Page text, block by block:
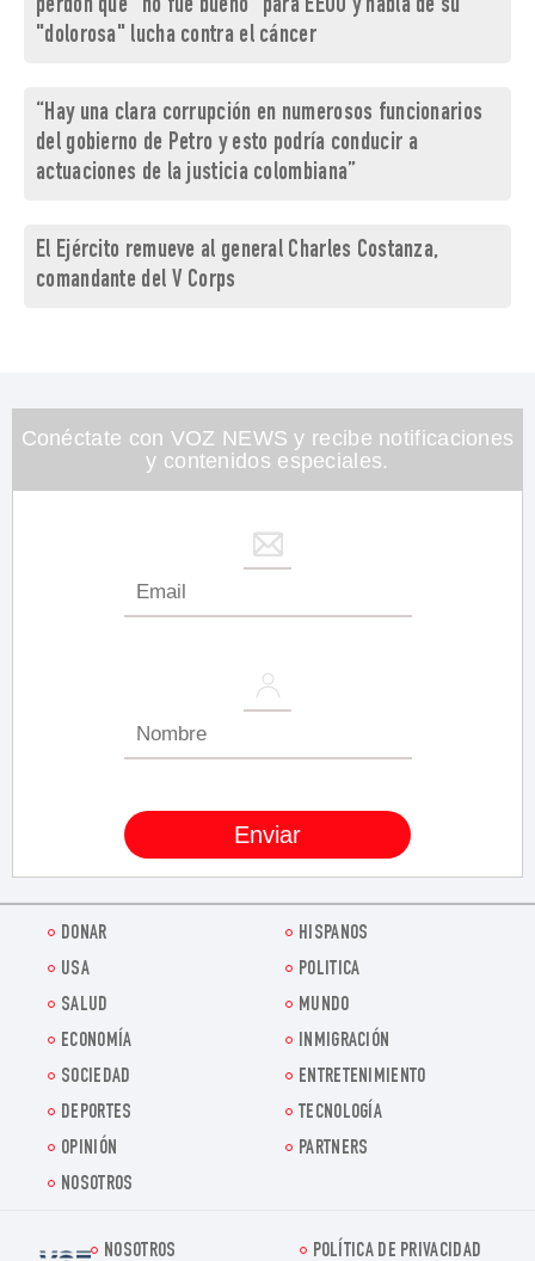
perdón que "no fue bueno" para EEUU y habla de su
"dolorosa" lucha contra el cáncer
“Hay una clara corrupción en numerosos funcionarios
del gobierno de Petro y esto podría conducir a
actuaciones de la justicia colombiana”
El Ejército remueve al general Charles Costanza,
comandante del V Corps
Conéctate con VOZ NEWS y recibe notificaciones
y contenidos especiales.
DONAR
HISPANOS
USA
POLITICA
SALUD
MUNDO
ECONOMÍA
INMIGRACIÓN
SOCIEDAD
ENTRETENIMIENTO
DEPORTES
TECNOLOGÍA
OPINIÓN
PARTNERS
NOSOTROS
NOSOTROS POLÍTICA DE PRIVACIDAD